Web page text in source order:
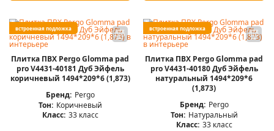
встроенная подложка
Плитка ПВХ Pergo Glomma pad
pro V4431-40181 Дуб Эйфель
коричневый 1494*209*6 (1,873)
Бренд: Pergo
Тон: Коричневый
Класс: 33 класс
встроенная подложка
Плитка ПВХ Pergo Glomma pad
pro V4431-40180 Дуб Эйфель
натуральный 1494*209*6
(1,873)
Бренд: Pergo
Тон: Натуральный
Класс: 33 класс